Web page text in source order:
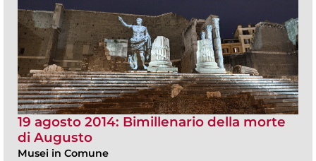
19 agosto 2014: Bimillenario della morte
di Augusto
Musei in Comune